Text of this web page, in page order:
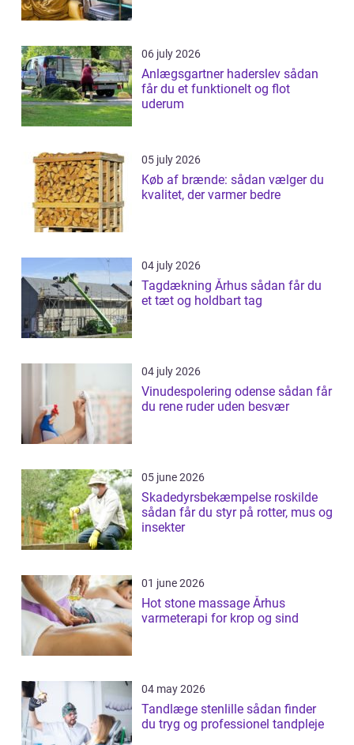
06 july 2026
Anlægsgartner haderslev sådan
får du et funktionelt og flot
uderum
05 july 2026
Køb af brænde: sådan vælger du
kvalitet, der varmer bedre
04 july 2026
Tagdækning Århus sådan får du
et tæt og holdbart tag
04 july 2026
Vinudespolering odense sådan får
du rene ruder uden besvær
05 june 2026
Skadedyrsbekæmpelse roskilde
sådan får du styr på rotter, mus og
insekter
01 june 2026
Hot stone massage Århus
varmeterapi for krop og sind
04 may 2026
Tandlæge stenlille sådan finder
du tryg og professionel tandpleje